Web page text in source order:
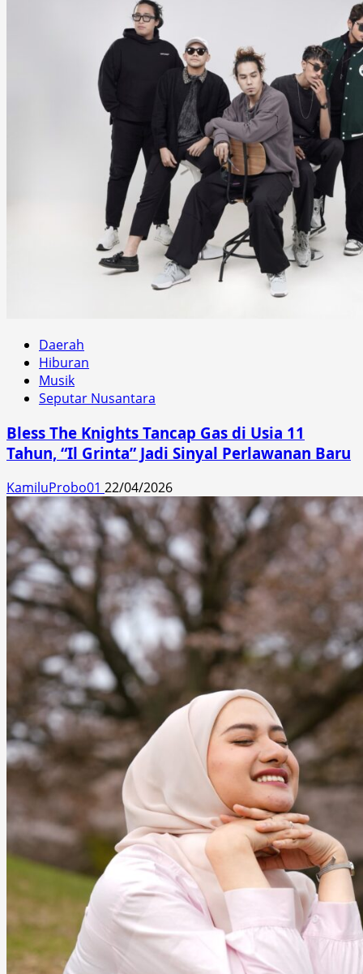
Daerah
Hiburan
Musik
Seputar Nusantara
Bless The Knights Tancap Gas di Usia 11
Tahun, “Il Grinta” Jadi Sinyal Perlawanan Baru
KamiluProbo01 22/04/2026